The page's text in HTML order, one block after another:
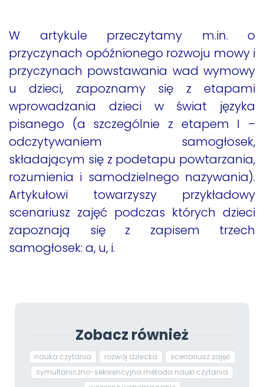
W artykule przeczytamy m.in. o
przyczynach opóźnionego rozwoju mowy i
przyczynach powstawania wad wymowy
u dzieci, zapoznamy się z etapami
wprowadzania dzieci w świat języka
pisanego (a szczególnie z etapem I –
odczytywaniem samogłosek,
składającym się z podetapu powtarzania,
rozumienia i samodzielnego nazywania).
Artykułowi towarzyszy przykładowy
scenariusz zajęć podczas których dzieci
zapoznają się z zapisem trzech
samogłosek: a, u, i.
Zobacz również
nauka czytania rozwój dziecka
scenariusz zajęć
symultaniczno-sekwencyjna metoda nauki czytania